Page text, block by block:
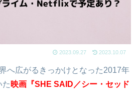
2023.09.27 2023.10.07
へ広がるきっかけとなった2017年
た 映画 『SHE SAID／シー・セッド